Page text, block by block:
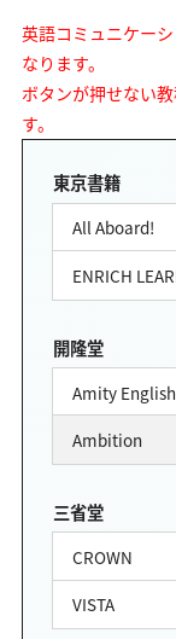
英語コミュニケー
なります。
ボタンが押せない
す。
東京書籍
All Aboard!
ENRICH
開隆堂
Amity English
Ambition
三省堂
CROWN
VISTA